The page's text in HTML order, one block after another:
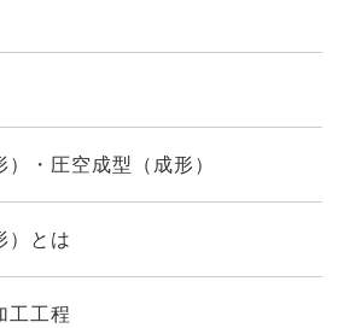
・圧空成型（成形）
）とは
工工程